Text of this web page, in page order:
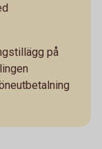
på